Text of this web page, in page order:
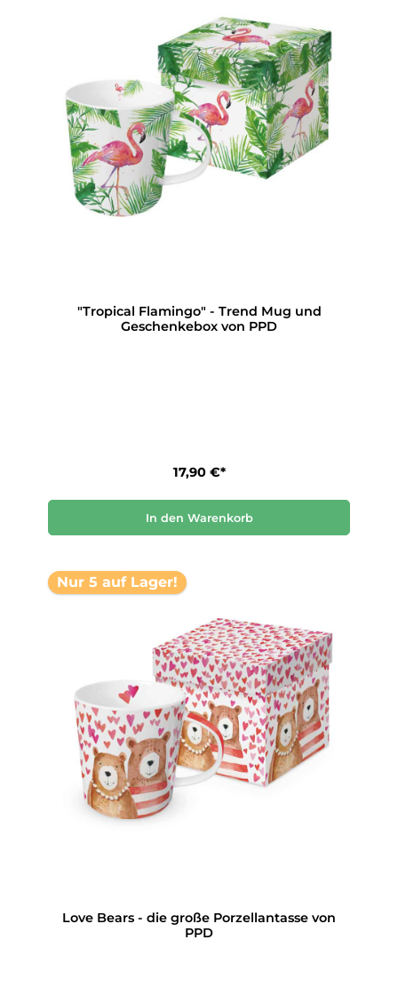
"Tropical Flamingo" - Trend Mug und
Geschenkebox von PPD
17,90 €*
In den Warenkorb
Nur 5 auf Lager!
Love Bears - die große Porzellantasse von
PPD